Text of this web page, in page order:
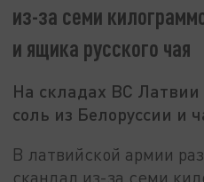
из-за семи
и ящика русского чая
На складах ВС
соль из Белоруссии и
В латвийской армии
скандал из-за семи